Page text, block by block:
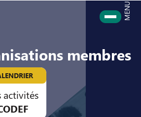
MENU
membres
activités